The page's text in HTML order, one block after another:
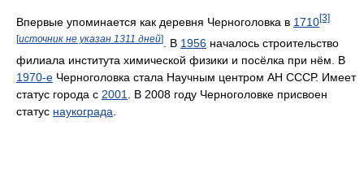
Впервые упоминается как деревня Черноголовка в 1710[3]
[источник не указан 1311 дней] . В 1956 началось строительство
филиала института химической физики и посёлка при нём. В
1970-е Черноголовка стала Научным центром АН СССР. Имеет
статус города с 2001
. В 2008 году Черноголовке присвоен
статус наукограда